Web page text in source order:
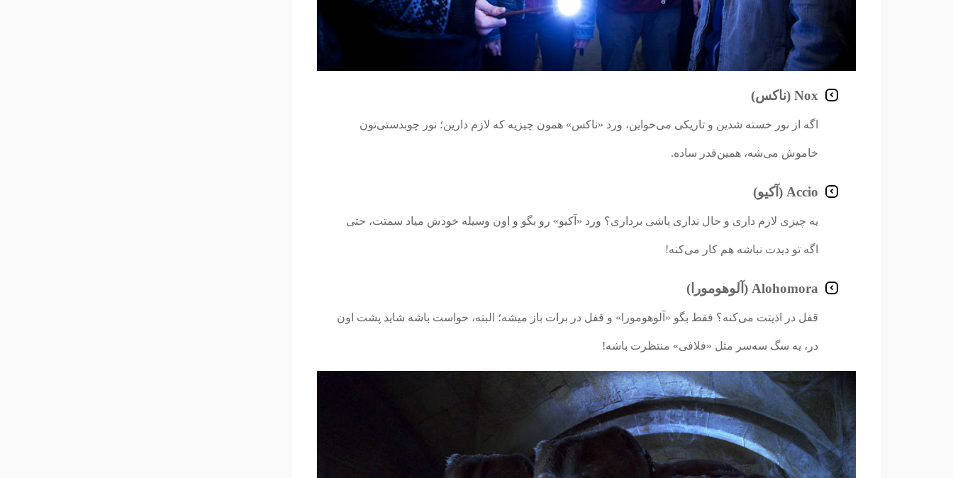
Nox (ناکس)
اگه از نور خسته شدین و تاریکی می‌خواین، ورد «ناکس» همون چیزیه که لازم دارین؛ نور چوبدستی‌تون
خاموش می‌شه، همین‌قدر ساده.
Accio (آکیو)
یه چیزی لازم داری و حال نداری پاشی برداری؟ ورد «آکیو» رو بگو و اون وسیله خودش میاد سمتت، حتی
اگه تو دیدت نباشه هم کار می‌کنه!
Alohomora (آلوهومورا)
قفل در اذیتت می‌کنه؟ فقط بگو «آلوهومورا» و قفل در برات باز میشه؛ البته، حواست باشه شاید پشت اون
در، یه سگ سه‌سر مثل «فلافی» منتظرت باشه!